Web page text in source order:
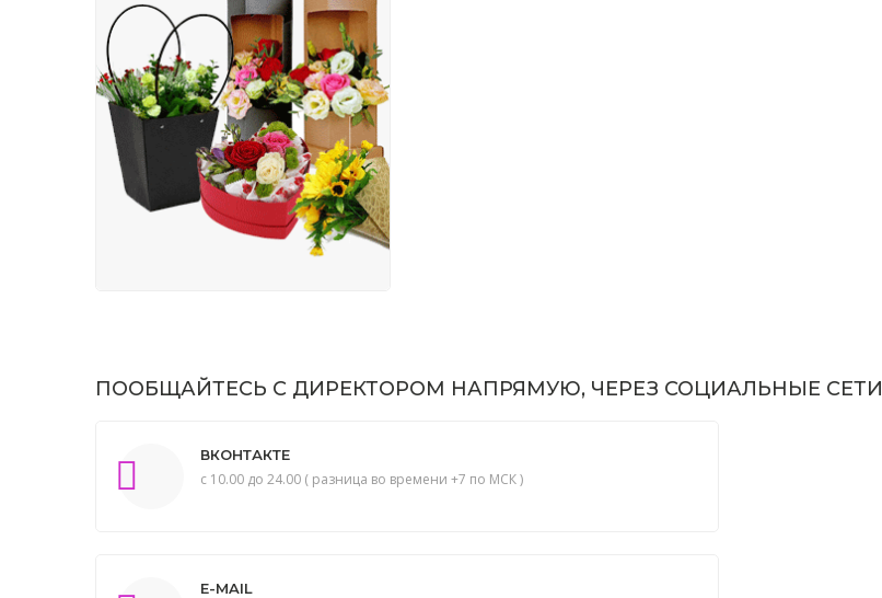
ПООБЩАЙТЕСЬ С ДИРЕКТОРОМ НАПРЯМУЮ, ЧЕРЕЗ СОЦИАЛЬНЫЕ СЕТИ
ВКОНТАКТЕ
с 10.00 до 24.00 ( разница во времени +7 по МСК )
E-MAIL